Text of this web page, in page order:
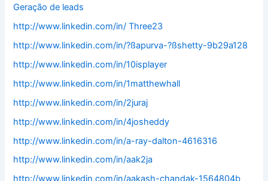
Geração de leads
http://www.linkedin.com/in/ Three23
http://www.linkedin.com/in/?ßapurva-?ßshetty-9b29a128
http://www.linkedin.com/in/10isplayer
http://www.linkedin.com/in/1matthewhall
http://www.linkedin.com/in/2juraj
http://www.linkedin.com/in/4josheddy
http://www.linkedin.com/in/a-ray-dalton-4616316
http://www.linkedin.com/in/aak2ja
http://www.linkedin.com/in/aakash-chandak-1564804b